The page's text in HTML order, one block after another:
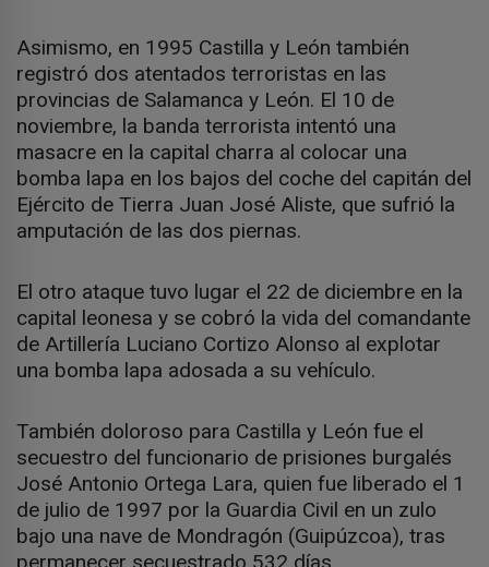
Asimismo, en 1995 Castilla y León también
registró dos atentados terroristas en las
provincias de Salamanca y León. El 10 de
noviembre, la banda terrorista intentó una
masacre en la capital charra al colocar una
bomba lapa en los bajos del coche del capitán del
Ejército de Tierra Juan José Aliste, que sufrió la
amputación de las dos piernas.
El otro ataque tuvo lugar el 22 de diciembre en la
capital leonesa y se cobró la vida del comandante
de Artillería Luciano Cortizo Alonso al explotar
una bomba lapa adosada a su vehículo.
También doloroso para Castilla y León fue el
secuestro del funcionario de prisiones burgalés
José Antonio Ortega Lara, quien fue liberado el 1
de julio de 1997 por la Guardia Civil en un zulo
bajo una nave de Mondragón (Guipúzcoa), tras
permanecer secuestrado 532 días.